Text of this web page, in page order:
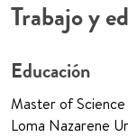
Trabajo y
Educación
Master of
Loma Nazarene